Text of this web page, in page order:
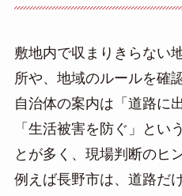
敷地内で収まりきらない
所や、地域のルールを確
自治体の案内は「道路に
「生活被害を防ぐ」とい
とが多く、現場判断のヒ
例えば長野市は、道路だ